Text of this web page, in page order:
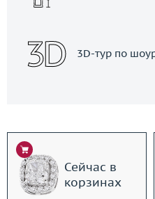
3D-тур по
Сейчас в
корзинах